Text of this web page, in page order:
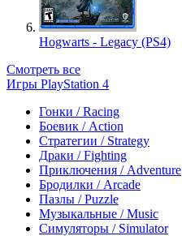
Hogwarts - Legacy (PS4)
Смотреть все
Игры PlayStation 4
Гонки / Racing
Боевик / Action
Стратегии / Strategy
Драки / Fighting
Приключения / Adventure
Бродилки / Arcade
Пазлы / Puzzle
Музыкальные / Music
Симуляторы / Simulator